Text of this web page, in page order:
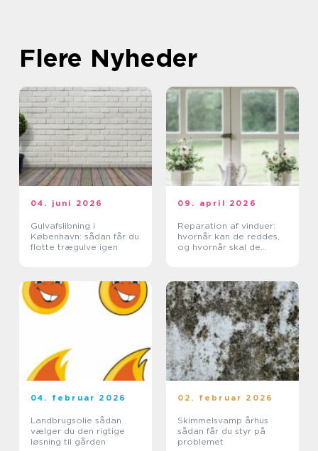
Flere Nyheder
04. juni 2026
Gulvafslibning i
København: sådan får du
flotte trægulve igen
09. april 2026
Reparation af vinduer:
hvornår kan de reddes,
og hvornår skal de
04. februar 2026
Landbrugsolie sådan
vælger du den rigtige
løsning til gården
02. februar 2026
Skimmelsvamp århus
sådan får du styr på
problemet